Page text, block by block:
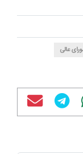
عالی